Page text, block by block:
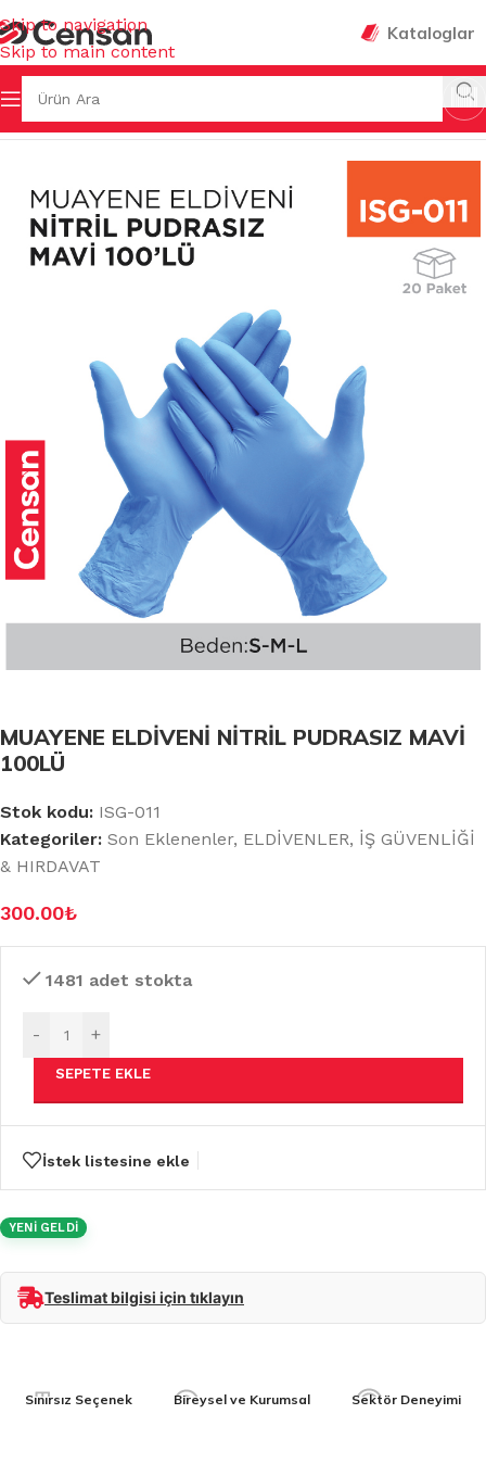
Skip to navigation
Skip to main content
Kataloglar
Ana Sayfa
MUAYENE ELDİVENİ NİTRİL PUDRASIZ MAVİ
100LÜ
Stok kodu: ISG-011
Kategoriler: Son Eklenenler, ELDİVENLER, İŞ GÜVENLİĞİ
& HIRDAVAT
300.00₺
1481 adet stokta
- +
SEPETE EKLE
İstek listesine ekle
YENİ GELDİ
Teslimat bilgisi için tıklayın
Sınırsız Seçenek Bireysel ve Kurumsal Sektör Deneyimi